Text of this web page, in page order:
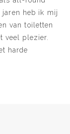
jaren heb ik mij
van toiletten
veel plezier.
harde